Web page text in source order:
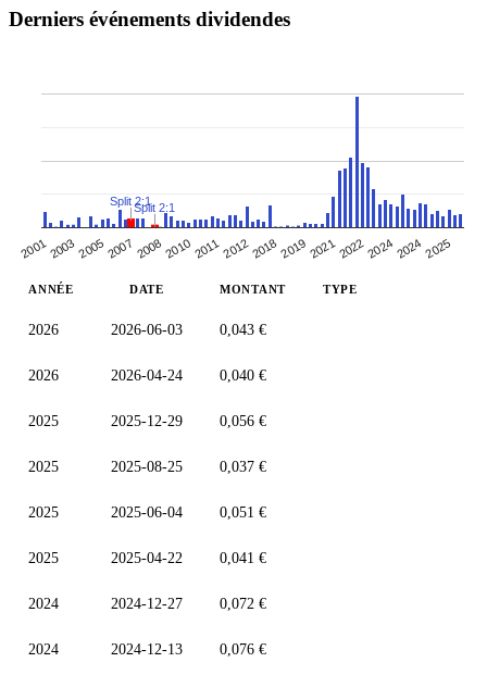
Derniers événements dividendes
2001200320052007 20082010201120122018201920212022202420242025
Split 2:1Split 2:1
ANNÉE DATE MONTANT TYPE
2026 2026-06-03 0,043 €
2026 2026-04-24 0,040 €
2025 2025-12-29 0,056 €
2025 2025-08-25 0,037 €
2025 2025-06-04 0,051 €
2025 2025-04-22 0,041 €
2024 2024-12-27 0,072 €
2024 2024-12-13 0,076 €